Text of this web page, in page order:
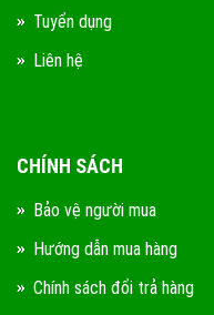
Tuyển dụng
Liên hệ
CHÍNH SÁCH
Bảo vệ người mua
Hướng dẫn mua hàng
Chính sách đổi trả hàng